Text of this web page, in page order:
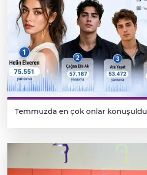
Temmuzda en çok onlar konuşuldu